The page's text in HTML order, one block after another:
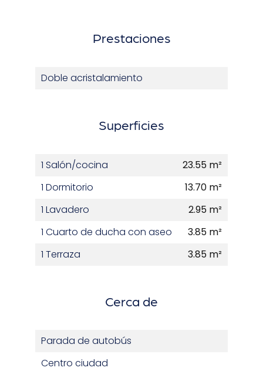
Prestaciones
Doble acristalamiento
Superficies
1 Salón/cocina
23.55 m²
1 Dormitorio
13.70 m²
1 Lavadero
2.95 m²
1 Cuarto de ducha con aseo
3.85 m²
1 Terraza
3.85 m²
Cerca de
Parada de autobús
Centro ciudad